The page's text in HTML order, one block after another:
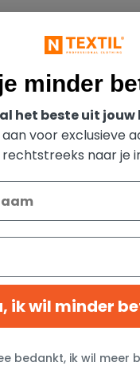
SRL
54, 1160, Bruxelles
Voor retourzending, zie hier
Privacybeleid
- Algemene Contractvoorwaarden
minder
het beste uit
aan voor exclusieve
rechtstreeks naar je
ik wil minder
bedankt, ik wil meer